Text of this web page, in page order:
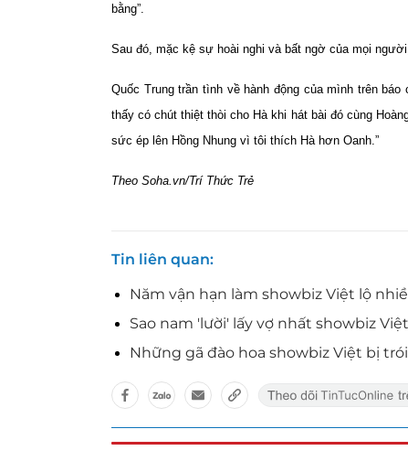
bằng”.
Sau đó, mặc kệ sự hoài nghi và bất ngờ của mọi
Quốc Trung trần tình về hành động của mình trên
thấy có chút thiệt thòi cho Hà khi hát bài đó cùng
sức ép lên Hồng Nhung vì tôi thích Hà hơn Oanh.”
Theo Soha.vn/Trí Thức Trẻ
Tin liên quan
Năm vận hạn làm showbiz Việt lộ
Sao nam 'lười' lấy vợ nhất showbiz Việt
Những gã đào hoa showbiz Việt bị